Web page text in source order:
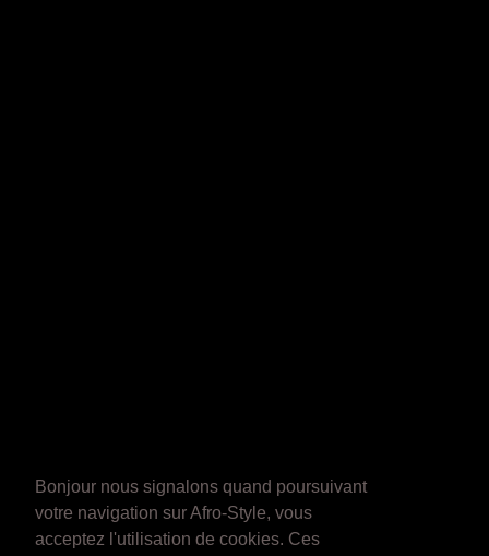
Bonjour nous signalons quand poursuivant
votre navigation sur Afro-Style, vous
acceptez l'utilisation de cookies. Ces